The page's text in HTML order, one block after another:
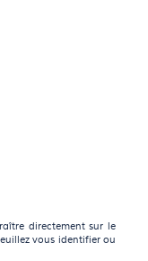
directement sur le
vous identifier ou